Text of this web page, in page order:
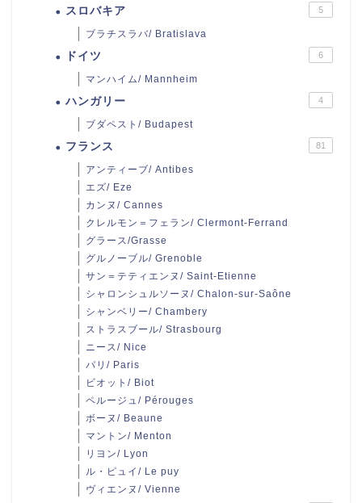
スロバキア 5
ブラチスラバ/ Bratislava
ドイツ 6
マンハイム/ Mannheim
ハンガリー 4
ブダペスト/ Budapest
フランス 81
アンティーブ/ Antibes
エズ/ Eze
カンヌ/ Cannes
クレルモン＝フェラン/ Clermont-Ferrand
グラース/Grasse
グルノーブル/ Grenoble
サン＝テティエンヌ/ Saint-Etienne
シャロンシュルソーヌ/ Chalon-sur-Saône
シャンベリー/ Chambery
ストラスブール/ Strasbourg
ニース/ Nice
パリ/ Paris
ビオット/ Biot
ペルージュ/ Pérouges
ボーヌ/ Beaune
マントン/ Menton
リヨン/ Lyon
ル・ピュイ/ Le puy
ヴィエンヌ/ Vienne